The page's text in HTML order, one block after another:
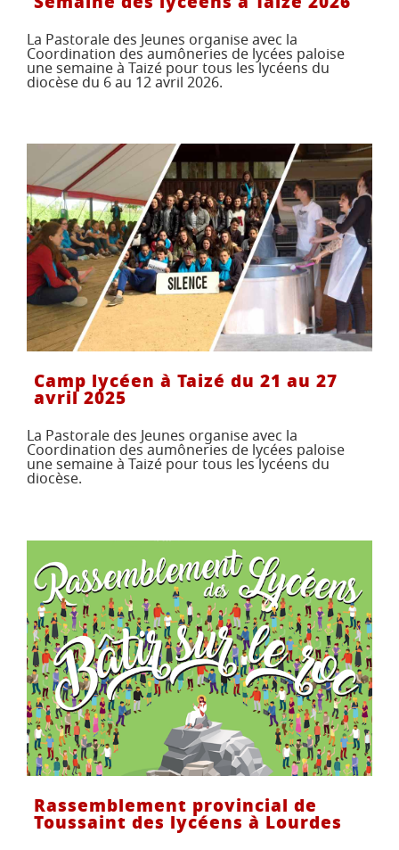
La Pastorale des Jeunes organise avec la
Coordination des aumôneries de lycées paloise
une semaine à Taizé pour tous les lycéens du
diocèse du 6 au 12 avril 2026.
Camp lycéen à Taizé du 21 au 27
avril 2025
La Pastorale des Jeunes organise avec la
Coordination des aumôneries de lycées paloise
une semaine à Taizé pour tous les lycéens du
diocèse.
Rassemblement provincial de
Toussaint des lycéens à Lourdes